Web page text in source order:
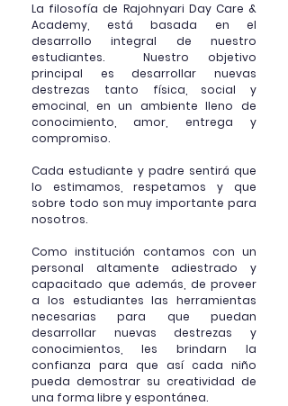
La filosofía de Rajohnyari Day Care &
Academy, está basada en el
desarrollo integral de nuestro
estudiantes. Nuestro objetivo
principal es desarrollar nuevas
destrezas tanto física, social y
emocinal, en un ambiente lleno de
conocimiento, amor, entrega y
compromiso.
​Cada estudiante y padre sentirá que
lo estimamos, respetamos y que
sobre todo son muy importante para
nosotros.
Como institución contamos con un
personal altamente adiestrado y
capacitado que además, de proveer
a los estudiantes las herramientas
necesarias para que puedan
desarrollar nuevas destrezas y
conocimientos, les brindarn la
confianza para que así cada niño
pueda demostrar su creatividad de
una forma libre y espontánea.